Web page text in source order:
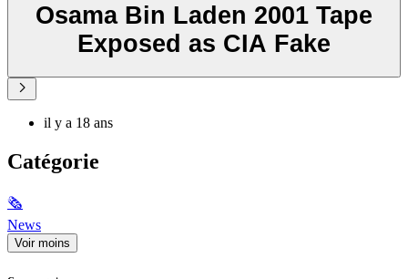
Osama Bin Laden 2001 Tape
Exposed as CIA Fake
il y a 18 ans
Catégorie
🗞
News
Voir moins